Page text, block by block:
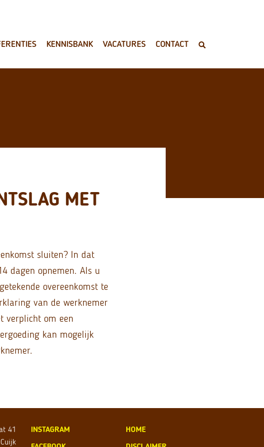
KENNISBANK VACATURES CONTACT
MET
sluiten? In dat
dagen opnemen. Als u
overeenkomst te
van de werknemer
verplicht om een
kan mogelijk
41
INSTAGRAM
HOME